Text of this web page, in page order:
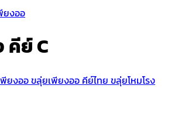
ยงออ
คีย์ C